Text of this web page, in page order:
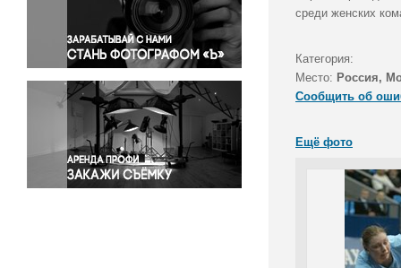
Правосудие
Происшествия и конфликты
Религия
Светская жизнь
Спорт
Экология
Экономика и бизнес
среди женских
Категория:
Место: Россия,
Сообщить об
Ещё фото